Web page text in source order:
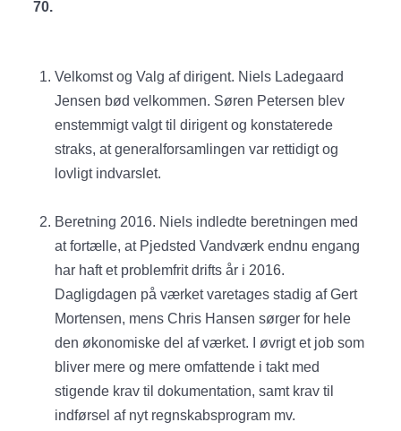
70.
Velkomst og Valg af dirigent. Niels Ladegaard
Jensen bød velkommen. Søren Petersen blev
enstemmigt valgt til dirigent og konstaterede
straks, at generalforsamlingen var rettidigt og
lovligt indvarslet.
Beretning 2016. Niels indledte beretningen med
at fortælle, at Pjedsted Vandværk endnu engang
har haft et problemfrit drifts år i 2016.
Dagligdagen på værket varetages stadig af Gert
Mortensen, mens Chris Hansen sørger for hele
den økonomiske del af værket. I øvrigt et job som
bliver mere og mere omfattende i takt med
stigende krav til dokumentation, samt krav til
indførsel af nyt regnskabsprogram mv.